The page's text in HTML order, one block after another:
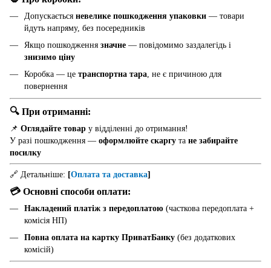
Допускається невелике пошкодження упаковки — товари
йдуть напряму, без посередників
Якщо пошкодження значне — повідомимо заздалегідь і
знизимо ціну
Коробка — це транспортна тара, не є причиною для
повернення
🔍 При отриманні:
📌 Оглядайте товар у відділенні до отримання!
У разі пошкодження — оформлюйте скаргу та не забирайте
посилку
🔗 Детальніше: [Оплата та доставка]
💳 Основні способи оплати:
Накладений платіж з передоплатою (часткова передоплата +
комісія НП)
Повна оплата на картку ПриватБанку (без додаткових
комісій)